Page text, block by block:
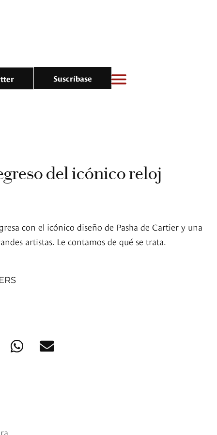
Suscríbase
del icónico reloj
con el icónico diseño de Pasha de Cartier y una
artistas. Le contamos de qué se trata.